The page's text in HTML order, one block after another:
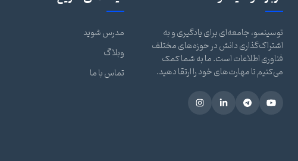
توسینسو، جامعه‌ای برای یادگیری و به
اشتراک‌گذاری دانش در حوزه‌های مختلف
فناوری اطلاعات است. ما به شما کمک
می‌کنیم تا مهارت‌های خود را ارتقا دهید.
مدرس شوید
وبلاگ
تماس با ما